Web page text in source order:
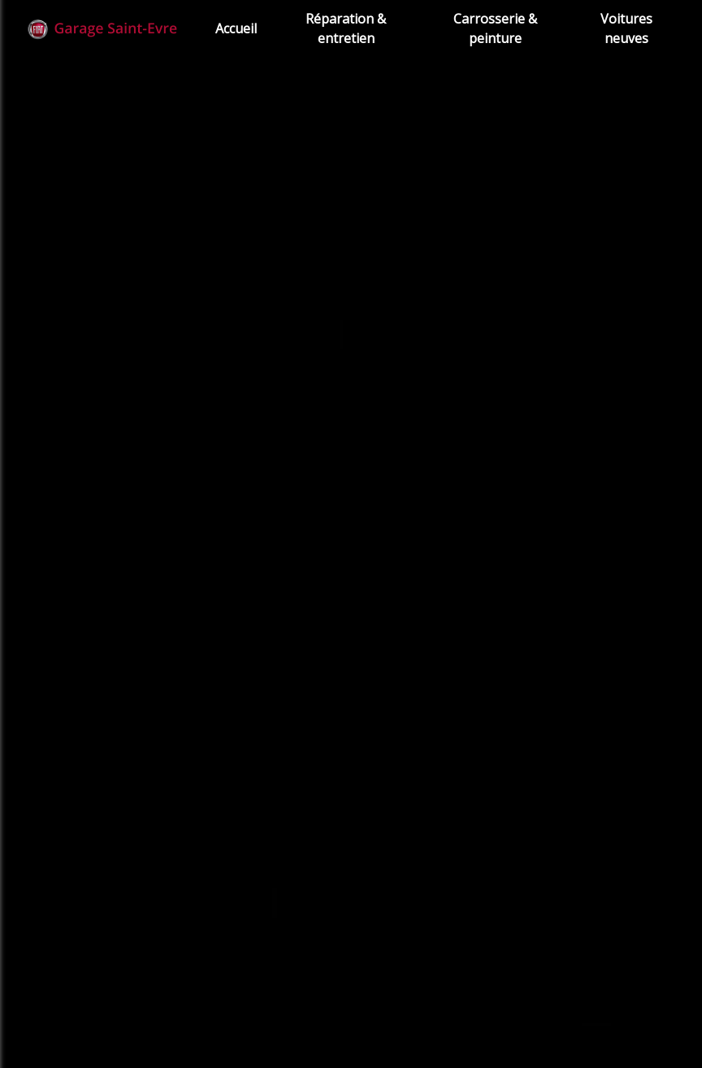
Accueil
Réparation &
entretien
Carrosserie &
peinture
Voitures
neuves